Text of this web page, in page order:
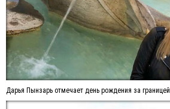
Дарья Пынзарь отмечает день рождения за границей